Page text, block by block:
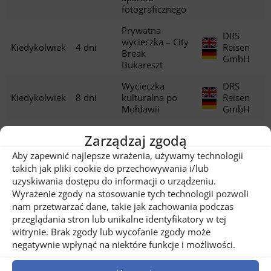
Zarządzaj zgodą
Aby zapewnić najlepsze wrażenia, używamy technologii
takich jak pliki cookie do przechowywania i/lub
uzyskiwania dostępu do informacji o urządzeniu.
Wyrażenie zgody na stosowanie tych technologii pozwoli
nam przetwarzać dane, takie jak zachowania podczas
przeglądania stron lub unikalne identyfikatory w tej
witrynie. Brak zgody lub wycofanie zgody może
negatywnie wpłynąć na niektóre funkcje i możliwości.
fotograficznego
Kiedykolwiek 4 dni
Prywatna
wycieczka – City
Break
Bukareszt
DRS
Reisen
GmbH
Kiedykolwiek 8 dni
Wycieczka
kulturalna po
Mołdawii
DRS
Reisen
GmbH
6 dni
Rzemiosło i
tradycje w
Transylwanii
DRS
GmbH
Kiedykolwiek 6 dni
Średniowieczna
Transylwania
GmbH
Kiedykolwiek 10 dni
Wycieczka
kulinarno-
kulturalna
DRS
GmbH
Sulina: Rejs